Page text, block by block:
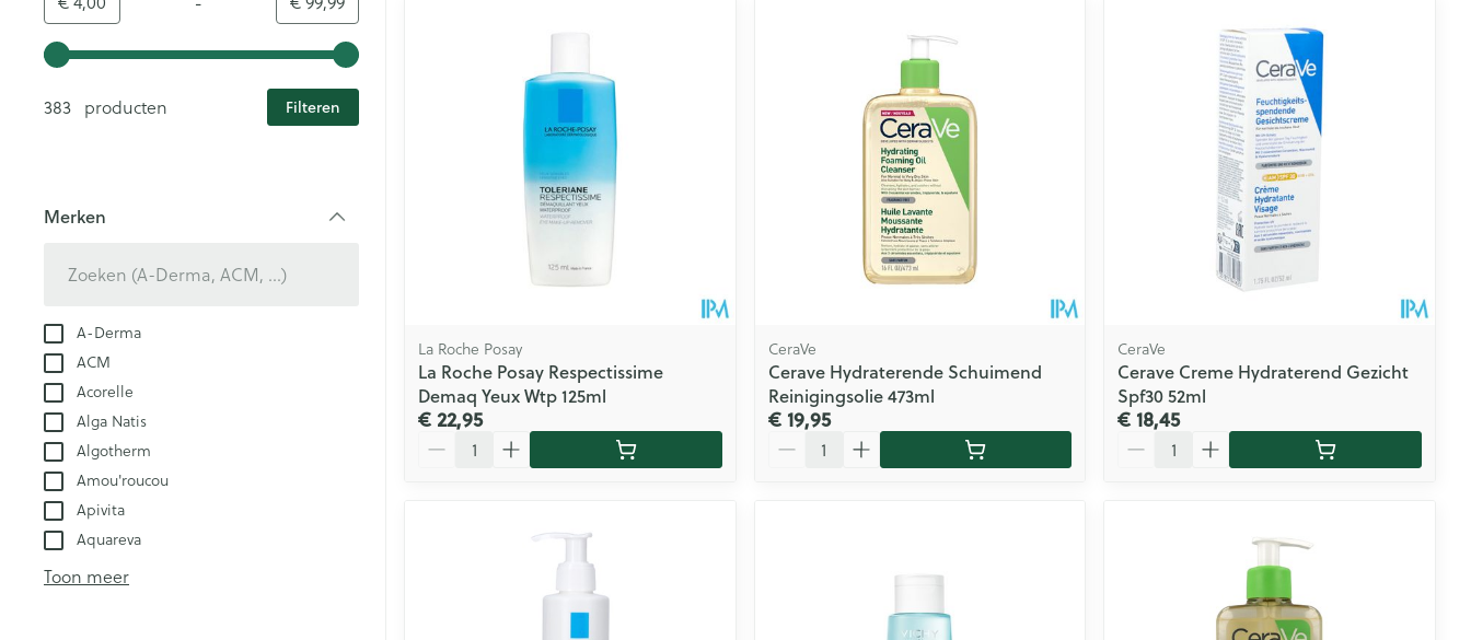
Gebruik de pijltjestoetsen links en rechts om de minimale en maximale prijswaarden aan te passen.
383 producten
Filteren
Merken
A-Derma
ACM
Acorelle
Alga Natis
Algotherm
Amou'roucou
Apivita
Aquareva
Toon meer
La Roche Posay
La Roche Posay Respectissime
Demaq Yeux Wtp 125ml
€ 22,95
CeraVe
Cerave Hydraterende Schuimend
Reinigingsolie 473ml
€ 19,95
CeraVe
Cerave Creme Hydraterend Gezicht
Spf30 52ml
€ 18,45